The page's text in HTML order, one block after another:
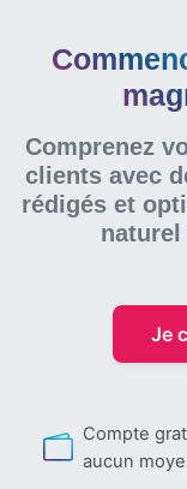
Comprenez
clients avec
rédigés et
naturel
Je
Compte
aucun